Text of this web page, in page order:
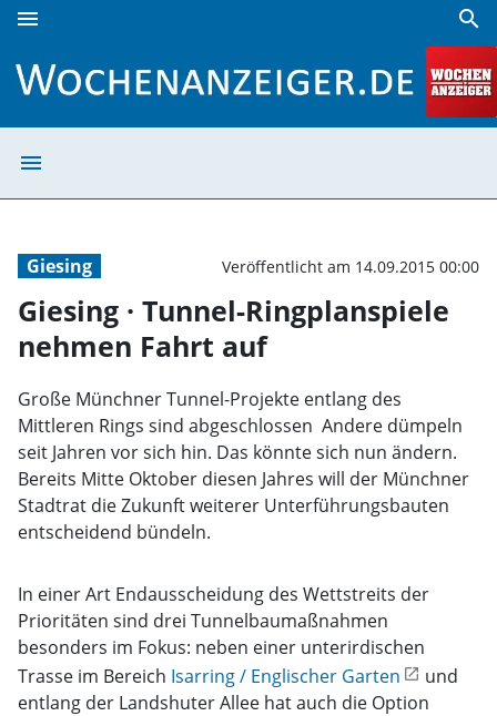
menu search
menu
Giesing Veröffentlicht am 14.09.2015 00:00
Giesing · Tunnel-Ringplanspiele
nehmen Fahrt auf
Große Münchner Tunnel-Projekte entlang des
Mittleren Rings sind abgeschlossen  Andere dümpeln
seit Jahren vor sich hin. Das könnte sich nun ändern.
Bereits Mitte Oktober diesen Jahres will der Münchner
Stadtrat die Zukunft weiterer Unterführungsbauten
entscheidend bündeln.
In einer Art Endausscheidung des Wettstreits der
Prioritäten sind drei Tunnelbaumaßnahmen
besonders im Fokus: neben einer unterirdischen
Trasse im Bereich Isarring / Englischer Garten
und
entlang der Landshuter Allee hat auch die Option